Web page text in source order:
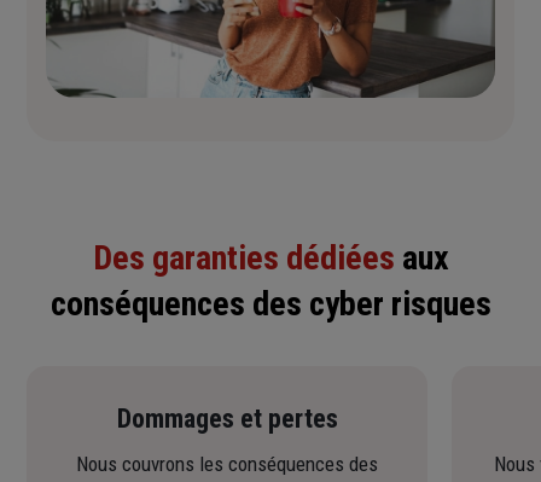
Des garanties dédiées aux
conséquences des cyber risques
Dommages et pertes
Nous couvrons les conséquences des
Nous